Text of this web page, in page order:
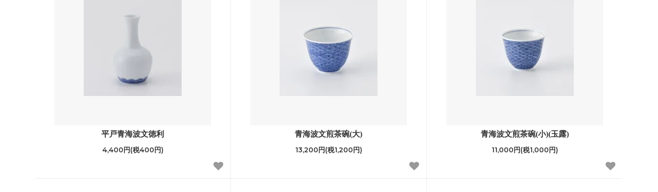
平戸青海波文徳利
4,400円(税400円)
青海波文煎茶碗(大)
13,200円(税1,200円)
青海波文煎茶碗(小)(玉露)
11,000円(税1,000円)